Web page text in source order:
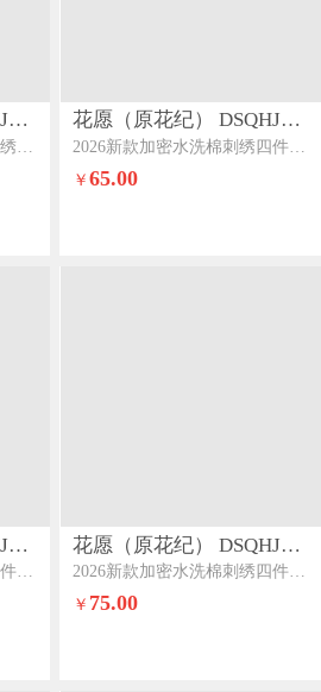
花愿（原花纪） DSQHJ908
2026新款水洗冰丝高精密刺绣夏被四件套-爱彼爱彼-奶昔白+奶油粉
花愿（原花纪） DSQHJ907
2026新款加密水洗棉刺绣四件套-米兰米兰-中灰+山灰
￥ 65.00
花愿（原花纪） DSQHJ907
2026新款加密水洗棉刺绣四件套-米兰米兰-奶昔白+奶茶
花愿（原花纪） DSQHJ907
2026新款加密水洗棉刺绣四件套-米兰米兰-奶油粉+山灰
￥ 75.00